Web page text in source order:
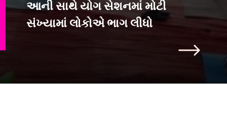
આની સાથે યોગ સેશનમાં મોટી
સંખ્યામાં લોકોએ ભાગ લીધો